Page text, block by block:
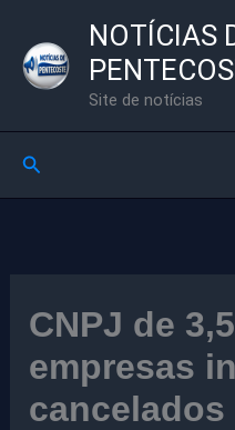
para
NOTÍCIAS
Site de notícias
Pesquisar
CNPJ de
empresas
cancelados